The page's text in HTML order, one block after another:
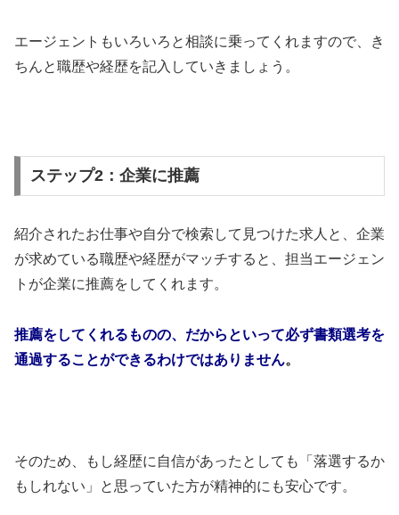
エージェントもいろいろと相談に乗ってくれますので、き
ちんと職歴や経歴を記入していきましょう。
ステップ2：企業に推薦
紹介されたお仕事や自分で検索して見つけた求人と、企業
が求めている職歴や経歴がマッチすると、担当エージェン
トが企業に推薦をしてくれます。
推薦をしてくれるものの、だからといって必ず書類選考を
通過することができるわけではありません。
そのため、もし経歴に自信があったとしても「落選するか
もしれない」と思っていた方が精神的にも安心です。